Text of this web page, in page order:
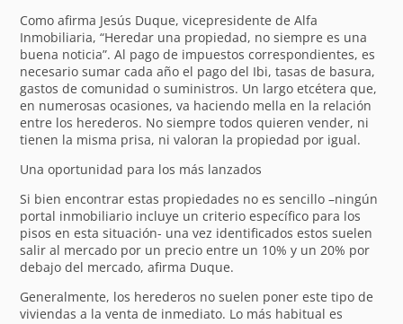
Como afirma Jesús Duque, vicepresidente de Alfa
Inmobiliaria, “Heredar una propiedad, no siempre es una
buena noticia”. Al pago de impuestos correspondientes, es
necesario sumar cada año el pago del Ibi, tasas de basura,
gastos de comunidad o suministros. Un largo etcétera que,
en numerosas ocasiones, va haciendo mella en la relación
entre los herederos. No siempre todos quieren vender, ni
tienen la misma prisa, ni valoran la propiedad por igual.
Una oportunidad para los más lanzados
Si bien encontrar estas propiedades no es sencillo –ningún
portal inmobiliario incluye un criterio específico para los
pisos en esta situación- una vez identificados estos suelen
salir al mercado por un precio entre un 10% y un 20% por
debajo del mercado, afirma Duque.
Generalmente, los herederos no suelen poner este tipo de
viviendas a la venta de inmediato. Lo más habitual es